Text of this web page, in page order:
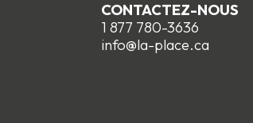
CONTACTEZ-NOUS
1 877 780-3636
info@la-place.ca